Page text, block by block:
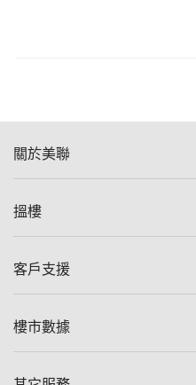
關於美聯
美聯集團
人才招募
搵樓
一手新盤
減價
客戶支援
自助放盤
樓市數據
樓價指數